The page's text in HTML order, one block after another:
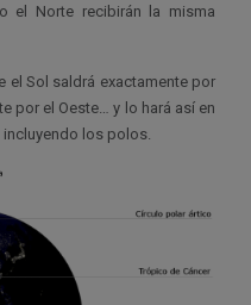
el Norte recibirán la misma
el Sol saldrá exactamente por
por el Oeste… y lo hará así en
los polos.